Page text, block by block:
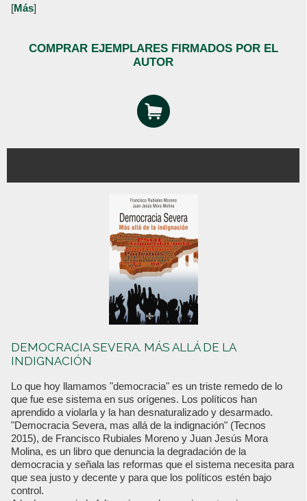
[Más]
COMPRAR EJEMPLARES FIRMADOS POR EL
AUTOR
DEMOCRACIA SEVERA. MÁS ALLÁ DE LA
INDIGNACIÓN
Lo que hoy llamamos "democracia" es un triste remedo de lo
que fue ese sistema en sus orígenes. Los políticos han
aprendido a violarla y la han desnaturalizado y desarmado.
"Democracia Severa, mas allá de la indignación" (Tecnos
2015), de Francisco Rubiales Moreno y Juan Jesús Mora
Molina, es un libro que denuncia la degradación de la
democracia y señala las reformas que el sistema necesita para
que sea justo y decente y para que los políticos estén bajo
control.